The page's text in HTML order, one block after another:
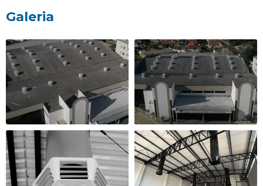
Galeria